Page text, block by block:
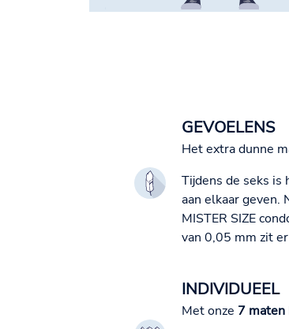
GEVOELENS
Het extra dunne
Tijdens de seks
aan elkaar geven.
MISTER SIZE
van 0,05 mm zit
INDIVIDUEEL
Met onze 7 maten